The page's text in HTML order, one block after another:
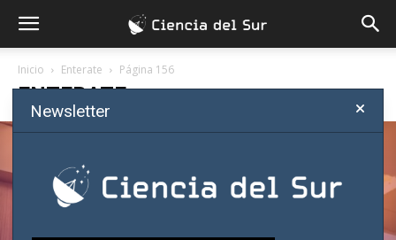
Inicio Enterate Página 156
ENTERATE
importante premio científico en el
Brasil
Newsletter